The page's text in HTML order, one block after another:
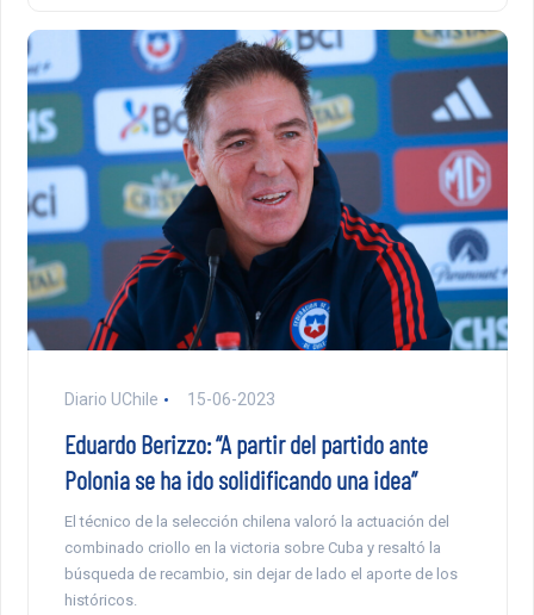
Diario UChile 15-06-2023
Eduardo Berizzo: “A partir del partido ante
Polonia se ha ido solidificando una idea”
El técnico de la selección chilena valoró la actuación del
combinado criollo en la victoria sobre Cuba y resaltó la
búsqueda de recambio, sin dejar de lado el aporte de los
históricos.